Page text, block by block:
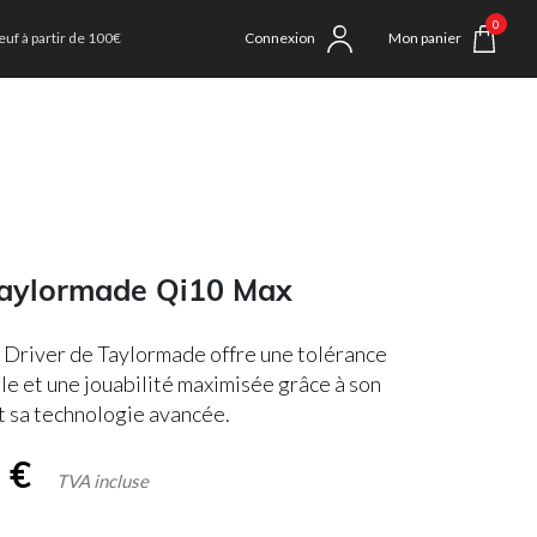
à partir de 100€ Connexion Mon panier
0
Qi10 Max
Driver de Taylormade offre une tolérance
et une jouabilité maximisée grâce à son
sa technologie avancée.
€ TVA incluse